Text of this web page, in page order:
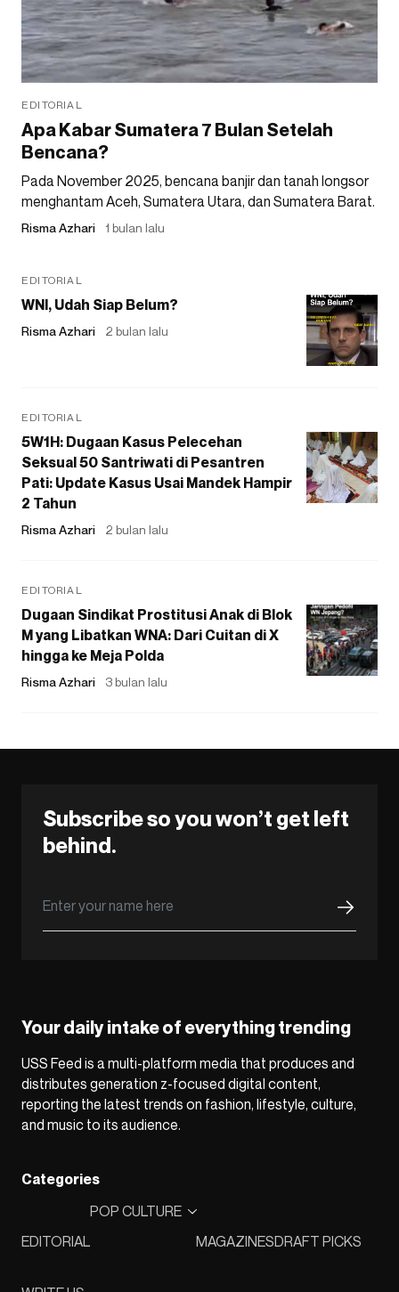
EDITORIAL
Apa Kabar Sumatera 7 Bulan Setelah
Bencana?
Pada November 2025, bencana banjir dan tanah longsor
menghantam Aceh, Sumatera Utara, dan Sumatera Barat.
Risma Azhari 1 bulan lalu
EDITORIAL
WNI, Udah Siap Belum?
Risma Azhari 2 bulan lalu
EDITORIAL
5W1H: Dugaan Kasus Pelecehan
Seksual 50 Santriwati di Pesantren
Pati: Update Kasus Usai Mandek Hampir
2 Tahun
Risma Azhari 2 bulan lalu
EDITORIAL
Dugaan Sindikat Prostitusi Anak di Blok
M yang Libatkan WNA: Dari Cuitan di X
hingga ke Meja Polda
Risma Azhari 3 bulan lalu
Subscribe so you won’t get left
behind.
Your daily intake of everything trending
USS Feed is a multi-platform media that produces and
distributes generation z-focused digital content,
reporting the latest trends on fashion, lifestyle, culture,
and music to its audience.
Categories
EDITORIAL
POP CULTURE
MAGAZINESDRAFT PICKS